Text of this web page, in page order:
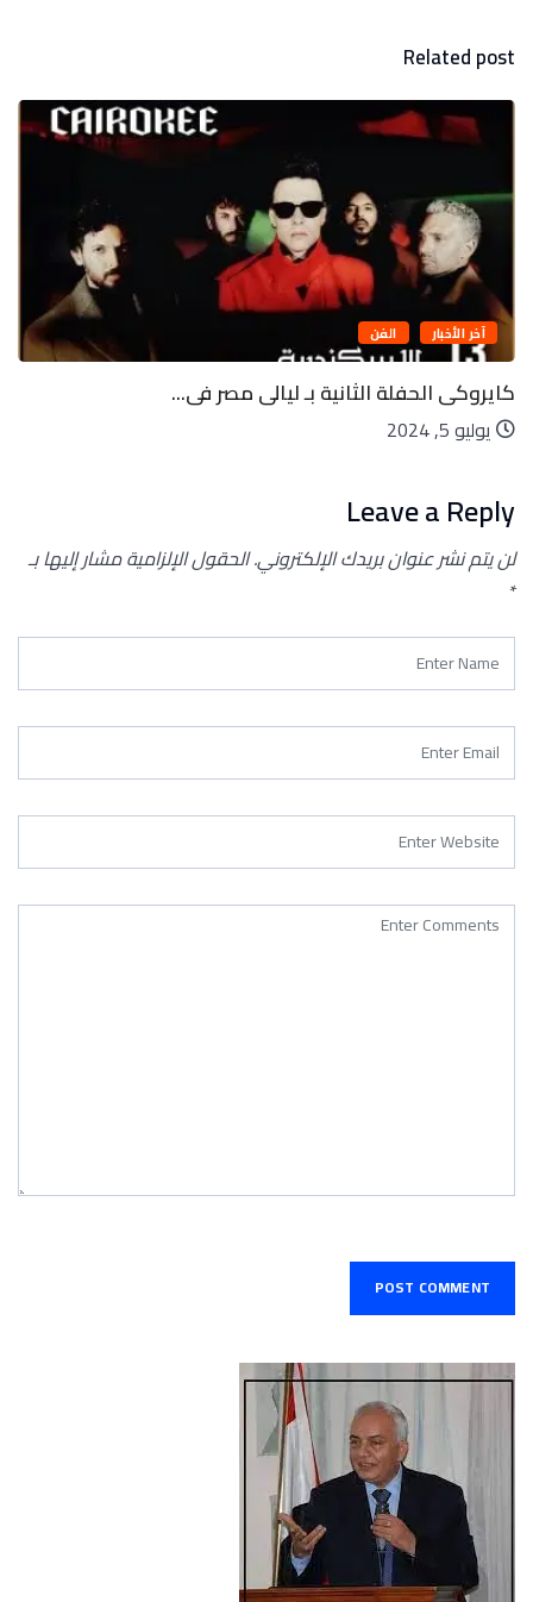
Related post
آخر الأخبار الفن
كايروكى الحفلة الثانية بـ ليالى مصر فى...
يوليو 5, 2024
Leave a Reply
لن يتم نشر عنوان بريدك الإلكتروني.الحقول الإلزامية مشار إليها بـ
*